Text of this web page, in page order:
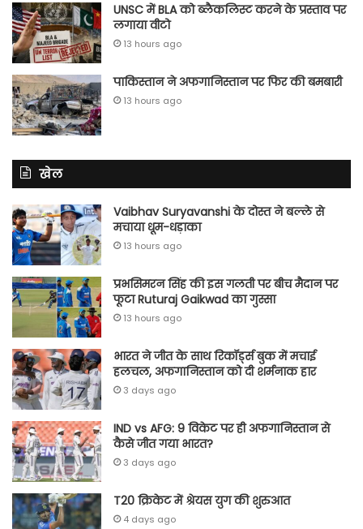
UNSC में BLA को ब्लैकलिस्ट करने के प्रस्ताव पर
लगाया वीटो
13 hours ago
पाकिस्तान ने अफगानिस्तान पर फिर की बमबारी
13 hours ago
खेल
Vaibhav Suryavanshi के दोस्त ने बल्ले से
मचाया धूम-धड़ाका
13 hours ago
प्रभसिमरन सिंह की इस गलती पर बीच मैदान पर
फूटा Ruturaj Gaikwad का गुस्सा
13 hours ago
भारत ने जीत के साथ रिकॉर्ड्स बुक में मचाई
हलचल, अफगानिस्तान को दी शर्मनाक हार
3 days ago
IND vs AFG: 9 विकेट पर ही अफगानिस्तान से
कैसे जीत गया भारत?
3 days ago
T20 क्रिकेट में श्रेयस युग की शुरुआत
4 days ago